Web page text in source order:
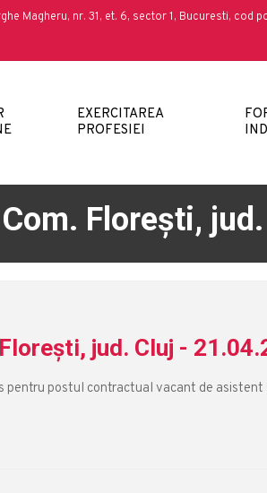
Magheru, nr. 31, et. 6, sector 1, Bucuresti, cod
EXERCITAREA
PROFESIEI
Florești,
jud. Cluj -
pentru postul contractual vacant de asistent